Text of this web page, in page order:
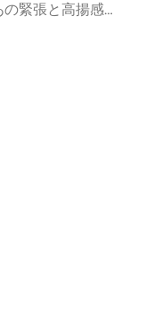
ー送信ができま